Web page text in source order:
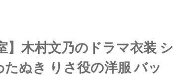
】木村文乃のドラマ衣装 シ
ぬき りさ役の洋服 バッ